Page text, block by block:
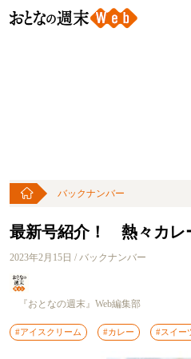
バックナンバー
最新号紹介！ 熱々カレ
2023年2月15日 / バックナンバー
『おとなの週末』Web編集部
#アイスクリーム #カレー #スイー